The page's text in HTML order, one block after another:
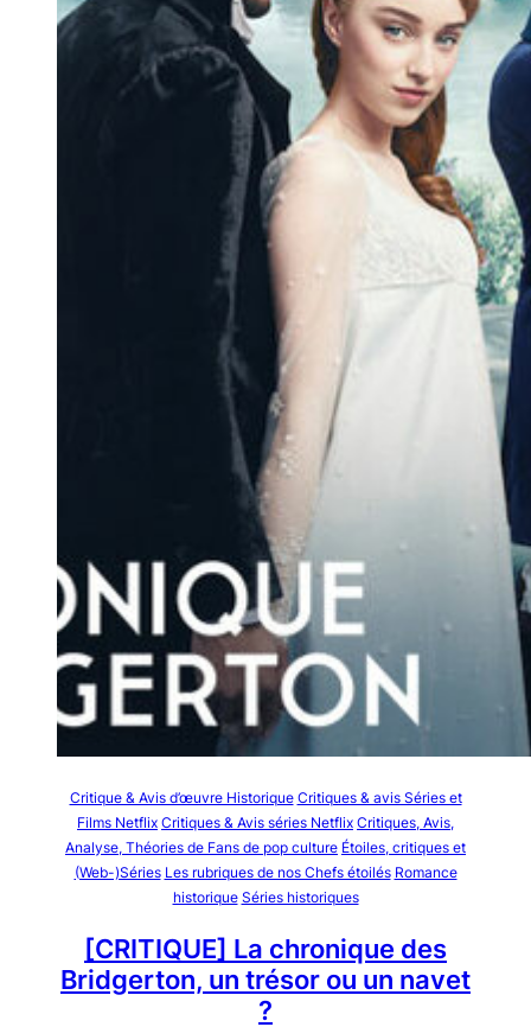
Critique & Avis d’œuvre Historique Critiques & avis Séries et
Films Netflix Critiques & Avis séries Netflix Critiques, Avis,
Analyse, Théories de Fans de pop culture Étoiles, critiques et
(Web-)Séries Les rubriques de nos Chefs étoilés Romance
historique Séries historiques
[CRITIQUE] La chronique des
Bridgerton, un trésor ou un navet
?